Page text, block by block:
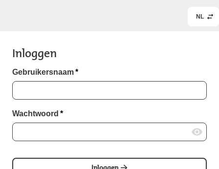
NL
Inloggen
Gebruikersnaam*
Wachtwoord *